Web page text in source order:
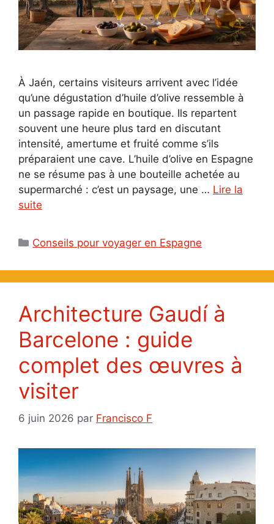
À Jaén, certains visiteurs arrivent avec l’idée
qu’une dégustation d’huile d’olive ressemble à
un passage rapide en boutique. Ils repartent
souvent une heure plus tard en discutant
intensité, amertume et fruité comme s’ils
préparaient une cave. L’huile d’olive en Espagne
ne se résume pas à une bouteille achetée au
supermarché : c’est un paysage, une … Lire la
suite
Catégories
Conseils pour voyager en Espagne
Architecture Gaudí à
Barcelone : guide
complet des œuvres à
visiter
6 juin 2026 par Francisco F